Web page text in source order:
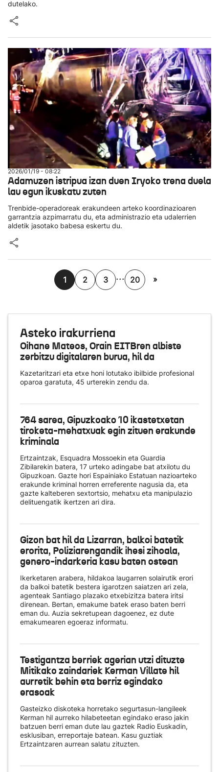
dutelako.
2026/01/19 - 08:22
Adamuzen istripua izan duen Iryoko trena duela
lau egun ikuskatu zuten
Trenbide-operadoreak erakundeen arteko koordinazioaren
garrantzia azpimarratu du, eta administrazio eta udalerrien
aldetik jasotako babesa eskertu du.
1 2 3 ... 20 »
Asteko irakurriena
Oihane Mateos, Orain EITBren albiste
zerbitzu digitalaren burua, hil da
Kazetaritzari eta etxe honi lotutako ibilbide profesional
oparoa garatuta, 45 urterekin zendu da.
764 sarea, Gipuzkoako 10 ikastetxetan
tiroketa-mehatxuak egin zituen erakunde
kriminala
Ertzaintzak, Esquadra Mossoekin eta Guardia
Zibilarekin batera, 17 urteko adingabe bat atxilotu du
Gipuzkoan. Gazte hori Espainiako Estatuan nazioarteko
erakunde kriminal horren erreferente nagusia da, eta
gazte kalteberen sextortsio, mehatxu eta manipulazio
delituengatik ikertzen ari dira.
Gizon bat hil da Lizarran, balkoi batetik
erorita, Poliziarengandik ihesi zihoala,
genero-indarkeria kasu baten ostean
Ikerketaren arabera, hildakoa laugarren solairutik erori
da balkoi batetik bestera igarotzen saiatzen ari zela,
agenteak Santiago plazako etxebizitza batera iritsi
direnean. Bertan, emakume batek eraso baten berri
eman du. Auzia sekretupean dagoenez, ez dute
emakumearen egoeraz informatu.
Testigantza berriek agerian utzi dituzte
Mitikako zaindariek Kerman Villate hil
aurretik behin eta berriz egindako
erasoak
Gasteizko diskoteka horretako segurtasun-langileek
Kerman hil aurreko hilabeteetan egindako eraso jakin
batzuen berri eman dute lau gaztek Radio Euskadin,
esklusiban, erreportaje batean. Kasu guztiak
Ertzaintzaren aurrean salatu zituzten.